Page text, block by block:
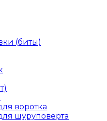
(биты)
воротка
шуруповерта